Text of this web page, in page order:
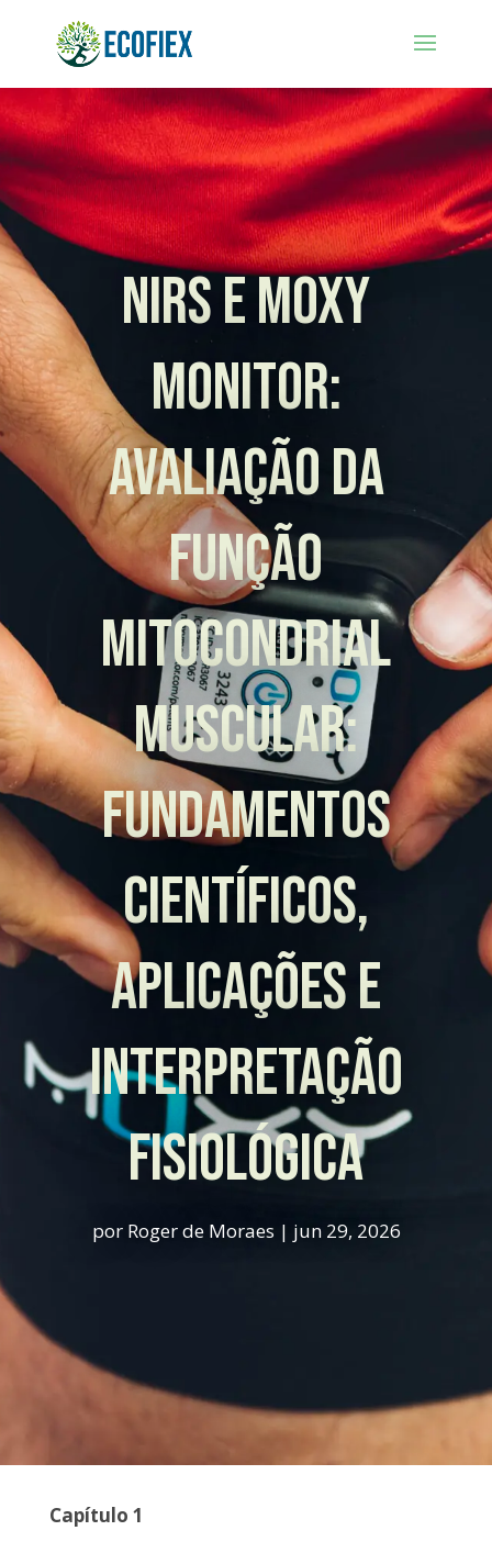
NIRS e MOXY
Monitor:
Avaliação da
Função
Mitocondrial
Muscular:
Fundamentos
Científicos,
Aplicações e
Interpretação
Fisiológica
por Roger de Moraes | jun 29, 2026
Capítulo 1